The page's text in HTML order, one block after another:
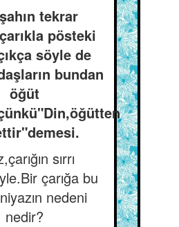
tekrar
pösteki
söyle de
bundan
öğüt
sırrı
çarığa bu
nedeni
nedir?